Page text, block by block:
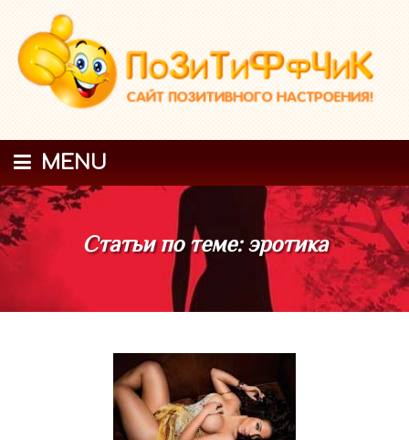
MENU
Статьи по теме: эротика